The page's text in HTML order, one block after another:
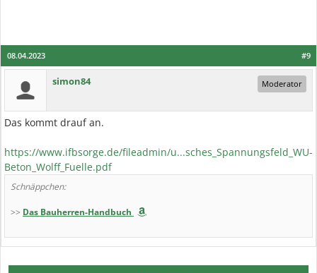
#9
08.04.2023
simon84 Moderator
Das kommt drauf an.
https://www.ifbsorge.de/fileadmin/u...sches_Spannungsfeld_WU-
Beton_Wolff_Fuelle.pdf
Schnäppchen:
>> Das Bauherren-Handbuch